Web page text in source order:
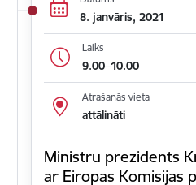
8. janvāris, 2021
Laiks
9.00–10.00
Atrašanās vieta
attālināti
Ministru prezidents
ar Eiropas Komisijas